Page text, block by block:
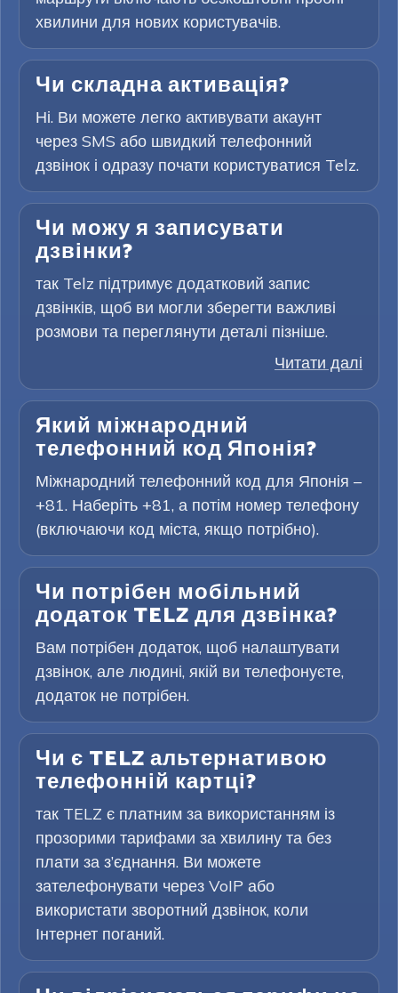
хвилини для нових користувачів.
Чи складна активація?
Ні. Ви можете легко активувати акаунт
через SMS або швидкий телефонний
дзвінок і одразу почати користуватися Telz.
Чи можу я записувати
дзвінки?
так Telz підтримує додатковий запис
дзвінків, щоб ви могли зберегти важливі
розмови та переглянути деталі пізніше.
Читати далі
Який міжнародний
телефонний код Японія?
Міжнародний телефонний код для Японія –
+81. Наберіть +81, а потім номер телефону
(включаючи код міста, якщо потрібно).
Чи потрібен мобільний
додаток TELZ для дзвінка?
Вам потрібен додаток, щоб налаштувати
дзвінок, але людині, якій ви телефонуєте,
додаток не потрібен.
Чи є TELZ альтернативою
телефонній картці?
так TELZ є платним за використанням із
прозорими тарифами за хвилину та без
плати за з’єднання. Ви можете
зателефонувати через VoIP або
використати зворотний дзвінок, коли
Інтернет поганий.